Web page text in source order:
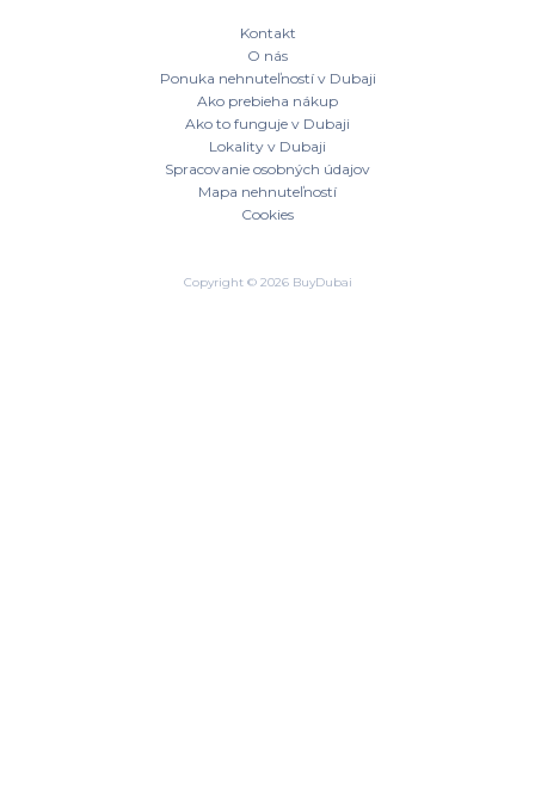
Kontakt
O nás
Ponuka nehnuteľností v Dubaji
Ako prebieha nákup
Ako to funguje v Dubaji
Lokality v Dubaji
Spracovanie osobných údajov
Mapa nehnuteľností
Cookies
Copyright © 2026 BuyDubai